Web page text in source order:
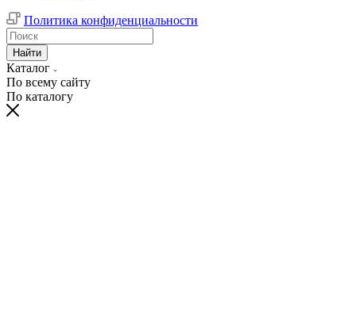
Политика конфиденциальности
Найти
Каталог
По всему сайту
По каталогу